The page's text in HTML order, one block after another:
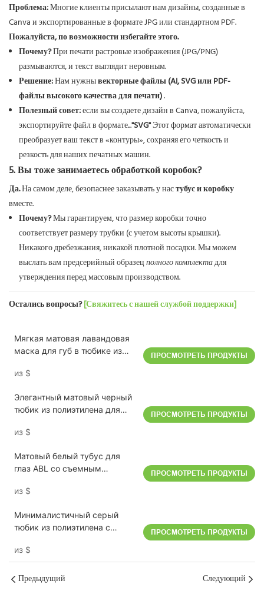
Проблема:Многие клиенты присылают нам дизайны, созданные в
Canva и экспортированные в формате JPG или стандартном PDF.
Пожалуйста, по возможности избегайте этого.
Почему?При печати растровые изображения (JPG/PNG)
размываются, и текст выглядит неровным.
Решение:Нам нужнывекторные файлы (AI, SVG или PDF-
файлы высокого качества для печати).
Полезный совет:если вы создаете дизайн в Canva, пожалуйста,
экспортируйте файл в формате..."SVG"Этот формат автоматически
преобразует ваш текст в «контуры», сохраняя его четкость и
резкость для наших печатных машин.
5. Вы тоже занимаетесь обработкой коробок?
Да.На самом деле, безопаснее заказывать у настубус и коробку
вместе.
Почему?Мы гарантируем, что размер коробки точно
соответствует размеру трубки (с учетом высоты крышки).
Никакого дребезжания, никакой плотной посадки. Мы можем
выслать вам предсерийный образецполного комплектадля
утверждения перед массовым производством.
Остались вопросы?[Свяжитесь с нашей службой поддержки]
Мягкая матовая лавандовая
маска для губ в тюбике из
наконечником, 15 мл/16 мм
из $
ПРОСМОТРЕТЬ ПРОДУКТЫ
Элегантный матовый черный
тюбик из полиэтилена для
скошенным наконечником, 10
из $
ПРОСМОТРЕТЬ ПРОДУКТЫ
Матовый белый тубус для
глаз ABL со съемным
15 г/19 мм
из $
ПРОСМОТРЕТЬ ПРОДУКТЫ
Минималистичный серый
тюбик из полиэтилена с
бальзама для губ, 10 мл/16
мм.
из $
ПРОСМОТРЕТЬ ПРОДУКТЫ
Предыдущий Следующий